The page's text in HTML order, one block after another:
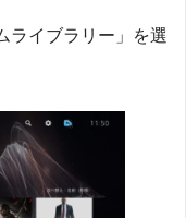
ライブラリー」を選